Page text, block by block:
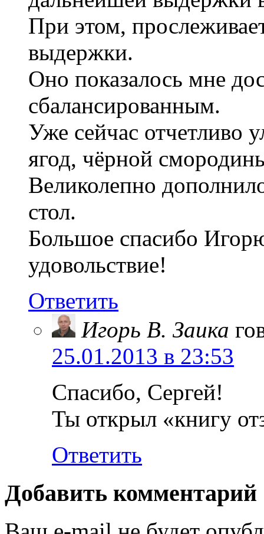
При этом,
выдержки.
Оно показалось мне
сбалансированным.
Уже сейчас отчетливо
ягод, чёрной
Великолепно
стол.
Большое спасибо
удовольствие!
Ответить
Игорь В. Заика
25.01.2013 в 23:53
Спасибо, Сергей!
Ты открыл «книгу
Ответить
Добавить комментарий